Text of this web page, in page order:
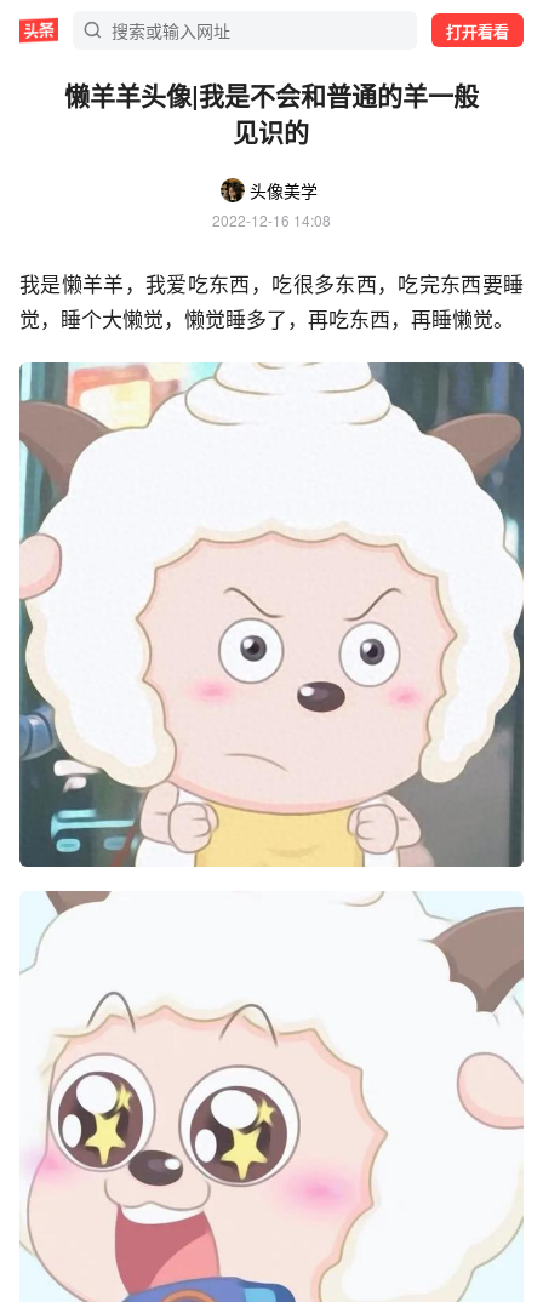
打开看看
懒羊羊头像|我是不会和普通的羊一般
见识的
头像美学
2022-12-16 14:08
我是懒羊羊，我爱吃东西，吃很多东西，吃完东西要睡
觉，睡个大懒觉，懒觉睡多了，再吃东西，再睡懒觉。